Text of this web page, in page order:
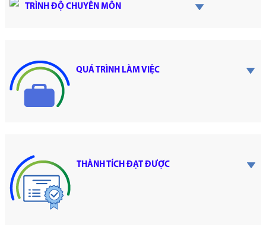
TRÌNH ĐỘ CHUYÊN MÔN
QUÁ TRÌNH LÀM VIỆC
THÀNH TÍCH ĐẠT ĐƯỢC